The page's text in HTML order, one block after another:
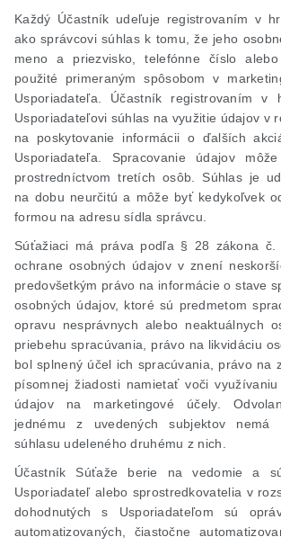
Každý Účastník udeľuje registrovaním v
ako správcovi súhlas k tomu, že jeho
meno a priezvisko, telefónne číslo
použité primeraným spôsobom v
Usporiadateľa. Účastník registrovaním v
Usporiadateľovi súhlas na využitie údajov v
na poskytovanie informácii o ďalších
Usporiadateľa. Spracovanie údajov
prostredníctvom tretích osôb. Súhlas je
na dobu neurčitú a môže byť kedykoľvek
formou na adresu sídla správcu.
Súťažiaci má práva podľa § 28 zákona
ochrane osobných údajov v znení
predovšetkým právo na informácie o stave
osobných údajov, ktoré sú predmetom
opravu nesprávnych alebo neaktuálnych
priebehu spracúvania, právo na likvidáciu
bol splnený účel ich spracúvania, právo na
písomnej žiadosti namietať voči
údajov na marketingové účely.
jednému z uvedených subjektov nemá
súhlasu udeleného druhému z nich.
Účastník Súťaže berie na vedomie a
Usporiadateľ alebo sprostredkovatelia v
dohodnutých s Usporiadateľom sú
automatizovaných, čiastočne